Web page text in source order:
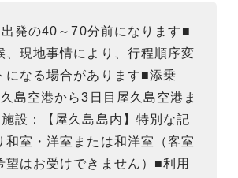
発の40～70分前になります■
、現地事情により、行程順序変
になる場合があります■添乗
島空港から3日目屋久島空港ま
設：【屋久島島内】特別な記
和室・洋室または和洋室（客室
望はお受けできません）■利用